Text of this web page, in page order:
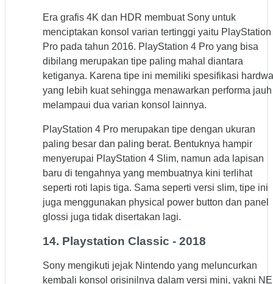
Era grafis 4K dan HDR membuat Sony untuk
menciptakan konsol varian tertinggi yaitu PlayStation
Pro pada tahun 2016. PlayStation 4 Pro yang bisa
dibilang merupakan tipe paling mahal diantara
ketiganya. Karena tipe ini memiliki spesifikasi
yang lebih kuat sehingga menawarkan performa jauh
melampaui dua varian konsol lainnya.
PlayStation 4 Pro merupakan tipe dengan ukuran
paling besar dan paling berat. Bentuknya hampir
menyerupai PlayStation 4 Slim, namun ada lapisan
baru di tengahnya yang membuatnya kini terlihat
seperti roti lapis tiga. Sama seperti versi slim, tipe ini
juga menggunakan physical power button dan panel
glossi juga tidak disertakan lagi.
14. Playstation Classic - 2018
Sony mengikuti jejak Nintendo yang meluncurkan
kembali konsol orisinilnya dalam versi mini, yakni